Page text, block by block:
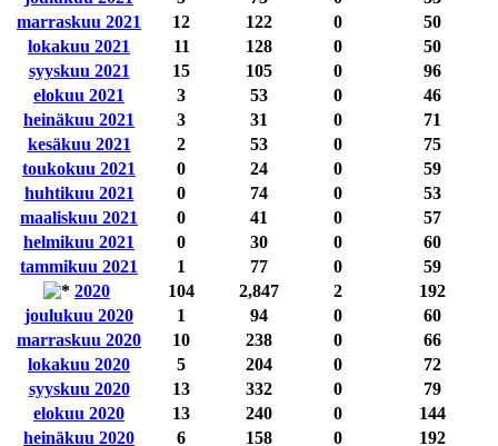
marraskuu 2021
12 122 0
50
lokakuu 2021
11 128 0
50
syyskuu 2021
15 105 0
96
elokuu 2021
3 53 0
46
heinäkuu 2021
3 31 0
71
kesäkuu 2021
2 53 0
75
toukokuu 2021
0 24 0
59
huhtikuu 2021
0 74 0
53
maaliskuu 2021
0 41 0
57
helmikuu 2021
0 30 0
60
tammikuu 2021
1 77 0
59
2020
104 2,847 2
192
joulukuu 2020
1 94 0
60
marraskuu 2020
10 238 0
66
lokakuu 2020
5 204 0
72
syyskuu 2020
13 332 0
79
elokuu 2020
13 240 0
144
heinäkuu 2020
6 158 0
192